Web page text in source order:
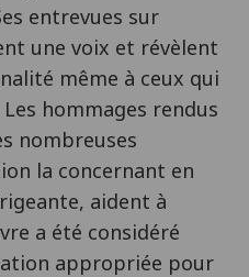
entrevues sur
une voix et révèlent
même à ceux qui
hommages rendus
nombreuses
la concernant en
aident à
a été considéré
appropriée pour